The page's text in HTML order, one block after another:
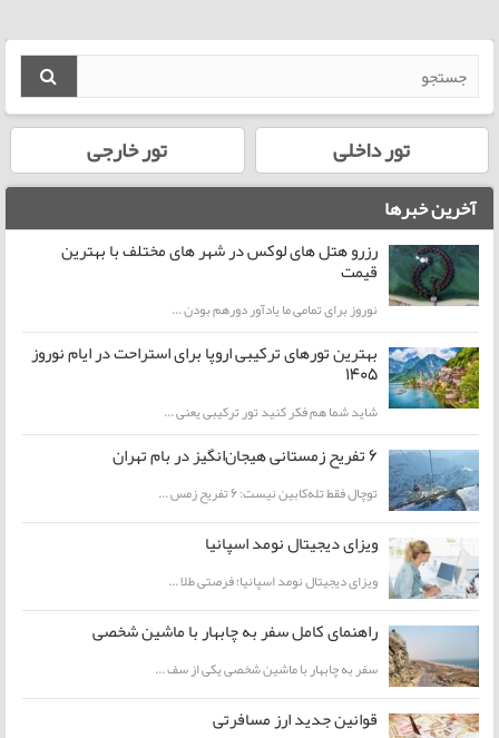
تور داخلی تور خارجی
آخرین خبرها
رزرو هتل های لوکس در شهر های مختلف با بهترین
قیمت
نوروز برای تمامی ما یادآور دورهم بودن ...
بهترین تورهای ترکیبی اروپا برای استراحت در ایام نوروز
1405
شاید شما هم فکر کنید تور ترکیبی یعنی ...
۶ تفریح زمستانی هیجان‌انگیز در بام تهران
توچال فقط تله‌کابین نیست: ۶ تفریح زمس ...
ویزای دیجیتال نومد اسپانیا
ویزای دیجیتال نومد اسپانیا؛ فرصتی طلا ...
راهنمای کامل سفر به چابهار با ماشین شخصی
سفر به چابهار با ماشین شخصی یکی از سف ...
قوانین جدید ارز مسافرتی